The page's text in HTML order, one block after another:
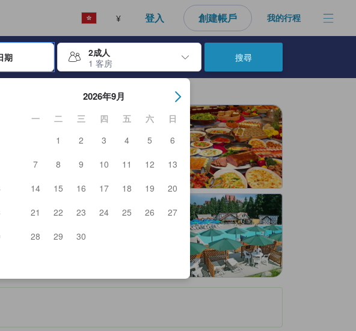
¥ 登入 創建帳戶 我的行程
期
2成人
1 客房
瀏覽入住和退房日期。使用Enter鍵選擇日期後，入住日期將會選取。請重覆相同步驟以選
2026年9月
一 二 三 四 五 六
日
1
2 3 4 5
6
7
8 9 10 11 12
13
14
15 16 17 18 19
20
21
22 23 24 25 26
27
28
29 30
搜尋